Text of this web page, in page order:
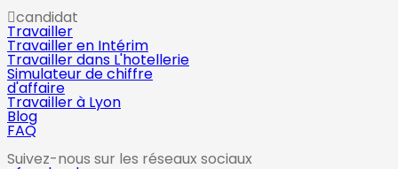
candidat
Travailler
Travailler en Intérim
Travailler dans L'hotellerie
Simulateur de chiffre
d'affaire
Travailler à Lyon
Blog
FAQ
Suivez-nous sur les réseaux sociaux